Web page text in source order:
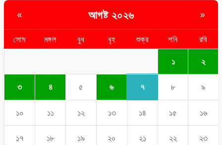
« আগষ্ট ২০২৬ »
সোম মঙ্গল বুধ বৃহ শুক্র শনি রবি
১ ২
৩ ৪ ৫ ৬ ৭ ৮ ৯
১০ ১১ ১২ ১৩ ১৪ ১৫ ১৬
১৭ ১৮ ১৯ ২০ ২১ ২২ ২৩